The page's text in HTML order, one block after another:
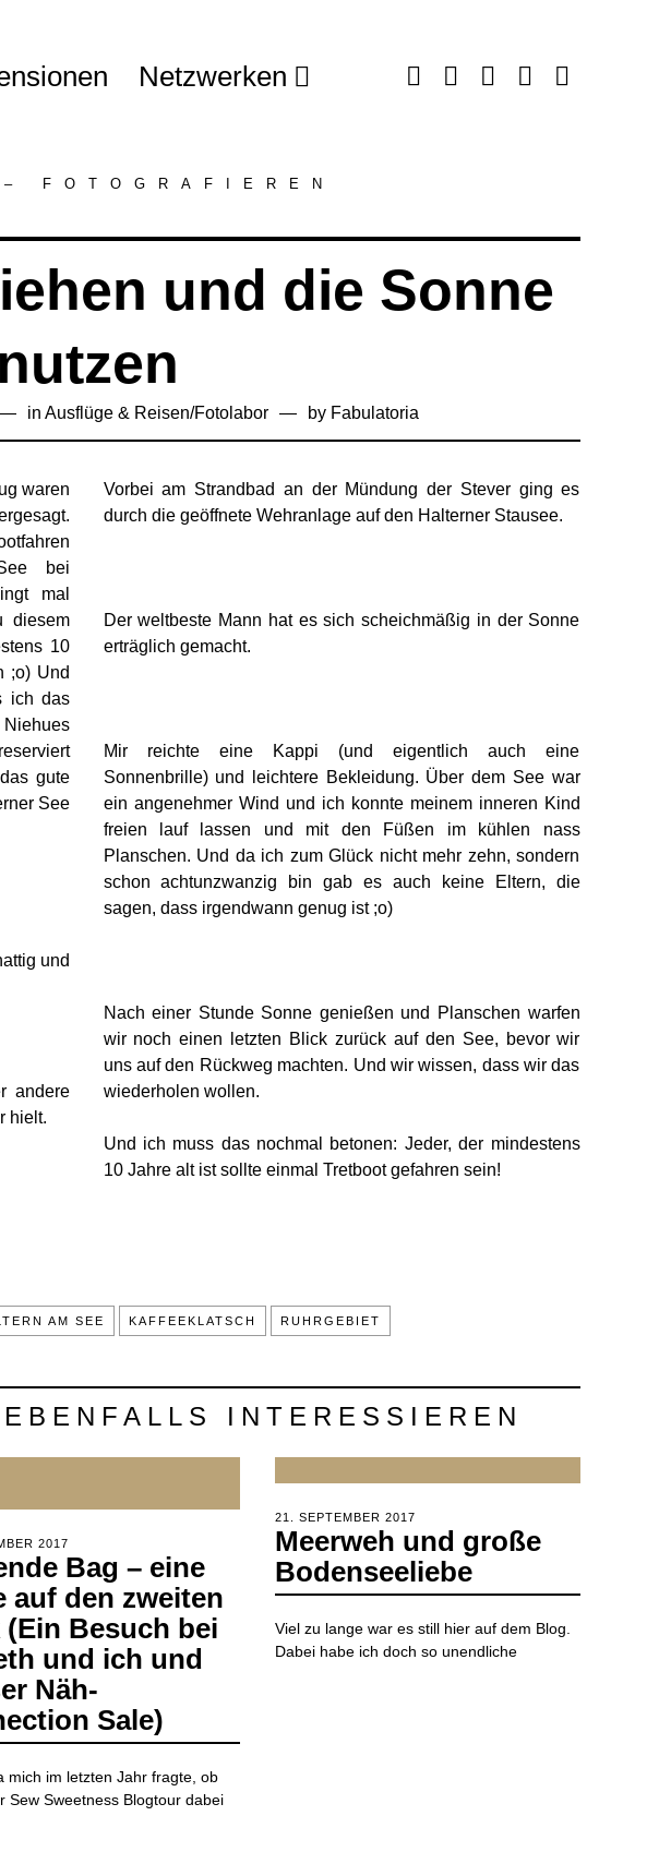
Netzwerken
FOTOGRAFIEREN
und die Sonne
nutzen
in Ausflüge & Reisen/Fotolabor by Fabulatoria
waren
bei
mal
diesem
10
;o) Und
ich das
gute
See
und
andere
hielt.
Vorbei am Strandbad an der Mündung der Stever ging es
durch die geöffnete Wehranlage auf den Halterner Stausee.
Der weltbeste Mann hat es sich scheichmäßig in der Sonne
erträglich gemacht.
Mir reichte eine Kappi (und eigentlich auch eine
Sonnenbrille) und leichtere Bekleidung. Über dem See war
ein angenehmer Wind und ich konnte meinem inneren Kind
freien lauf lassen und mit den Füßen im kühlen nass
Planschen. Und da ich zum Glück nicht mehr zehn, sondern
schon achtunzwanzig bin gab es auch keine Eltern, die
sagen, dass irgendwann genug ist ;o)
Nach einer Stunde Sonne genießen und Planschen warfen
wir noch einen letzten Blick zurück auf den See, bevor wir
uns auf den Rückweg machten. Und wir wissen, dass wir das
wiederholen wollen.
Und ich muss das nochmal betonen: Jeder, der mindestens
10 Jahre alt ist sollte einmal Tretboot gefahren sein!
AM SEE KAFFEEKLATSCH RUHRGEBIET
INTERESSIEREN
2017
JANUAR
2020
Bag – eine
auf den zweiten
Besuch bei
und ich und
Näh-
Sale)
mich im letzten Jahr fragte, ob
Sew Sweetness Blogtour dabei
POSTED
ON
21. SEPTEMBER 2017
APRIL
2020
Meerweh und große
Bodenseeliebe
Viel zu lange war es still hier auf dem Blog.
Dabei habe ich doch so unendliche